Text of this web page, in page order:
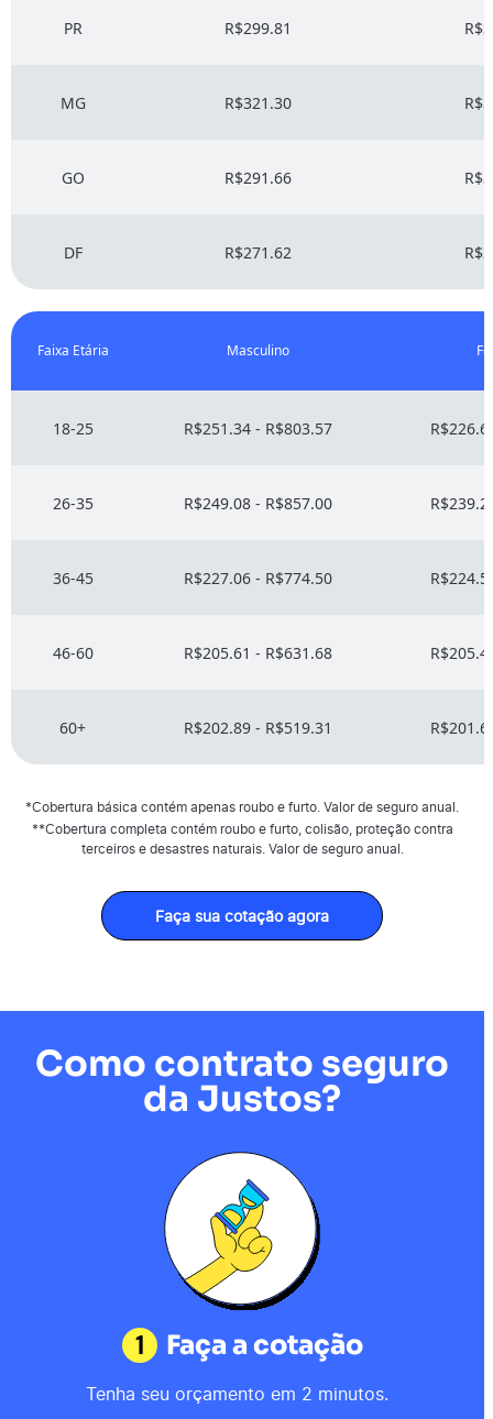
PR R$299.81
MG R$321.30
GO R$291.66
DF R$271.62
Faixa Etária Masculino
18-25 R$251.34 - R$803.57
26-35 R$249.08 - R$857.00
36-45 R$227.06 - R$774.50
46-60 R$205.61 - R$631.68
60+ R$202.89 - R$519.31
*Cobertura básica contém apenas roubo e furto. Valor de seguro anual.
**Cobertura completa contém roubo e furto, colisão, proteção contra
terceiros e desastres naturais. Valor de seguro anual.
Faça sua cotação agora
Como contrato seguro
da Justos?
1 Faça a cotação
Tenha seu orçamento em 2 minutos.